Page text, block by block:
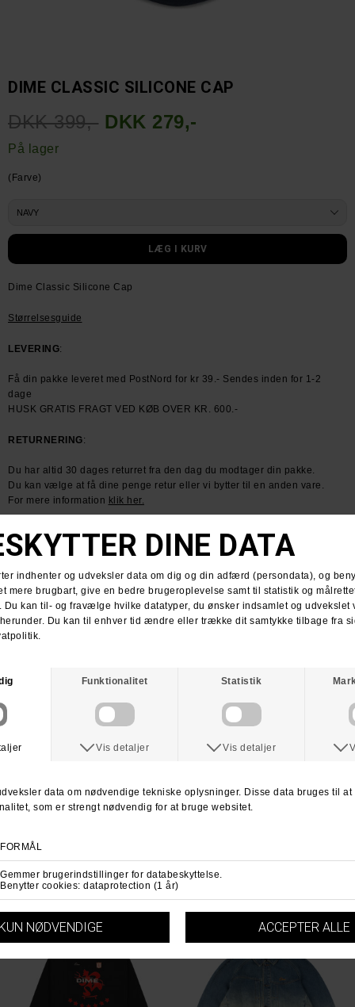
DIME CLASSIC SILICONE CAP
DKK 399,- DKK 279,-
På lager
(Farve)
Dime Classic Silicone Cap
Størrelsesguide
LEVERING:
Få din pakke leveret med PostNord for kr 39.- Sendes inden for 1-2
dage
HUSK GRATIS FRAGT VED KØB OVER KR. 600.-
RETURNERING:
Du har altid 30 dages returret fra den dag du modtager din pakke.
Du kan vælge at få dine penge retur eller vi bytter til en anden vare.
For mere information klik her.
ANDRE KØBTE OGSÅ
Dime Topo T-Shirt
DKK 399,-
Dime Classic Steampunk Tee Shirt
DKK 399,-